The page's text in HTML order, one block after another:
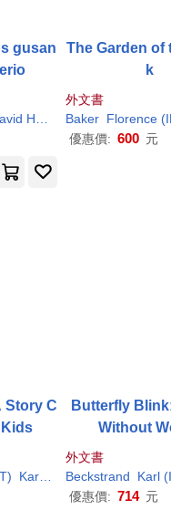
gusan
( ILT)
The Garden of
k
外文書
Baker Florence (
優惠價: 600 元
(FRW) Lennart
Story C
) Karl
/ Faerber
Butterfly
Without
外文書
Beckstrand
Karl(
優惠價: 714 元